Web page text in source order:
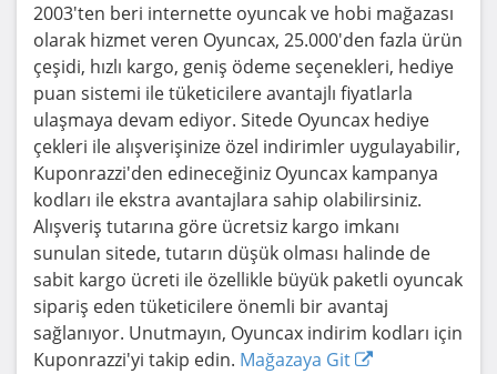
2003'ten beri internette oyuncak ve hobi mağazası
olarak hizmet veren Oyuncax, 25.000'den fazla ürün
çeşidi, hızlı kargo, geniş ödeme seçenekleri, hediye
puan sistemi ile tüketicilere avantajlı fiyatlarla
ulaşmaya devam ediyor. Sitede Oyuncax hediye
çekleri ile alışverişinize özel indirimler uygulayabilir,
Kuponrazzi'den edineceğiniz Oyuncax kampanya
kodları ile ekstra avantajlara sahip olabilirsiniz.
Alışveriş tutarına göre ücretsiz kargo imkanı
sunulan sitede, tutarın düşük olması halinde de
sabit kargo ücreti ile özellikle büyük paketli oyuncak
sipariş eden tüketicilere önemli bir avantaj
sağlanıyor. Unutmayın, Oyuncax indirim kodları için
Kuponrazzi'yi takip edin. Mağazaya Git